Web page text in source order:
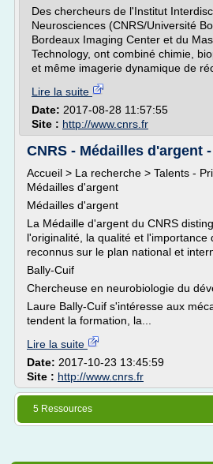
Des chercheurs de l'Institut
Neurosciences (CNRS/Université
Bordeaux Imaging Center et du
Technology, ont combiné chimie,
et même imagerie dynamique de
Lire la suite
Date: 2017-08-28 11:57:55
Site : http://www.cnrs.fr
CNRS - Médailles d'argent
Accueil > La recherche > Talents -
Médailles d'argent
Médailles d'argent
La Médaille d'argent du CNRS
l'originalité, la qualité et l'importance
reconnus sur le plan national et
Bally-Cuif
Chercheuse en neurobiologie du
Laure Bally-Cuif s'intéresse aux
tendent la formation, la...
Lire la suite
Date: 2017-10-23 13:45:59
Site : http://www.cnrs.fr
5 Ressources